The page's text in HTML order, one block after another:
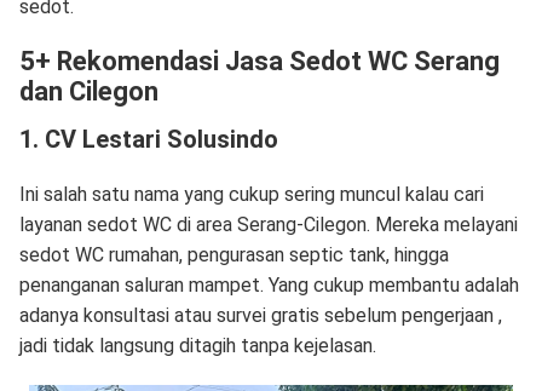
sedot.
5+ Rekomendasi Jasa Sedot WC Serang
dan Cilegon
1. CV Lestari Solusindo
Ini salah satu nama yang cukup sering muncul kalau cari
layanan sedot WC di area Serang-Cilegon. Mereka melayani
sedot WC rumahan, pengurasan septic tank, hingga
penanganan saluran mampet. Yang cukup membantu adalah
adanya konsultasi atau survei gratis sebelum pengerjaan ,
jadi tidak langsung ditagih tanpa kejelasan.